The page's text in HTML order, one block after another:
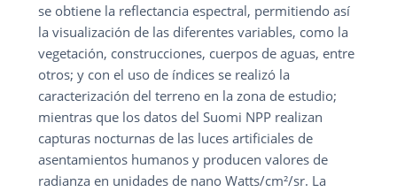
se obtiene la reflectancia espectral, permitiendo así
la visualización de las diferentes variables, como la
vegetación, construcciones, cuerpos de aguas, entre
otros; y con el uso de índices se realizó la
caracterización del terreno en la zona de estudio;
mientras que los datos del Suomi NPP realizan
capturas nocturnas de las luces artificiales de
asentamientos humanos y producen valores de
radianza en unidades de nano Watts/cm²/sr. La